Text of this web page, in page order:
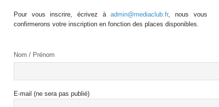
Pour vous inscrire, écrivez àadmin@mediaclub.fr, nous vous
confirmerons votre inscription en fonction des places disponibles.
Nom / Prénom
E-mail (ne sera pas publié)